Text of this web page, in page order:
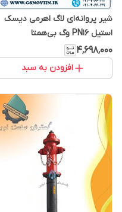
شیر پروانه‌ای لاگ اهرمی دیسک
استیل PN16 وگ بی‌همتا
۴٬۶۹۸٬۰۰۰
افزودن به سبد